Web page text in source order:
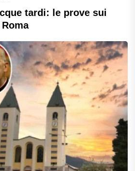
tardi: le prove sui